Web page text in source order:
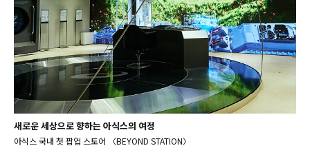
새로운 세상으로 향하는 아식스의 여정
아식스 국내 첫 팝업 스토어 〈BEYOND STATION〉